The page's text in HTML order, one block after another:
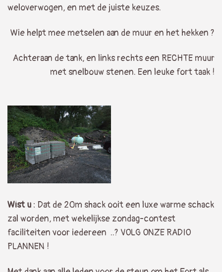
weloverwogen, en met de juiste keuzes.
Wie helpt mee metselen aan de muur en het hekken ?
Achteraan de tank, en links rechts een RECHTE muur
met snelbouw stenen. Een leuke fort taak !
Wist u : Dat de 20m shack ooit een luxe warme schack
zal worden, met wekelijkse zondag-contest
faciliteiten voor iedereen ..? VOLG ONZE RADIO
PLANNEN !